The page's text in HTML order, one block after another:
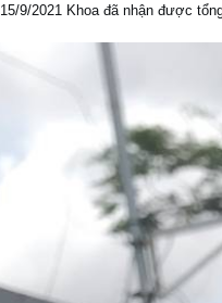
9/2021 Khoa đã nhận được